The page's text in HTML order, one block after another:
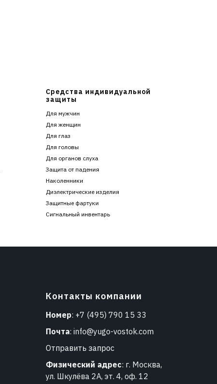
Средства индивидуальной
защиты
Для мужчин
Для женщин
Для глаз
Для головы
Для органов слуха
Защита от падения
Наколенники
Диэлектрические изделия
Защитные фартуки
Сигнальный инвентарь
Контакты компании
Номер: +7 (495) 790 15 33
Почта: info@yugo-vostok.com
Отправить запрос
Физический адрес: г. Москва,
ул. Шкулёва 2А, эт. 4, оф. 12